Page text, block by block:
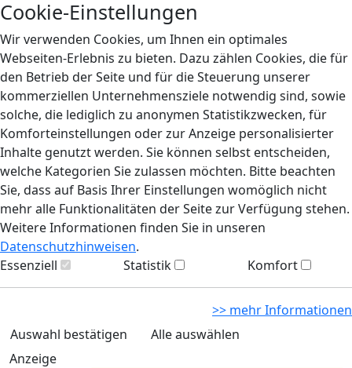
Cookie-Einstellungen
Wir verwenden Cookies, um Ihnen ein optimales
Webseiten-Erlebnis zu bieten. Dazu zählen Cookies, die für
den Betrieb der Seite und für die Steuerung unserer
kommerziellen Unternehmensziele notwendig sind, sowie
solche, die lediglich zu anonymen Statistikzwecken, für
Komforteinstellungen oder zur Anzeige personalisierter
Inhalte genutzt werden. Sie können selbst entscheiden,
welche Kategorien Sie zulassen möchten. Bitte beachten
Sie, dass auf Basis Ihrer Einstellungen womöglich nicht
mehr alle Funktionalitäten der Seite zur Verfügung stehen.
Weitere Informationen finden Sie in unseren
Datenschutzhinweisen.
Essenziell
Statistik Komfort
>> mehr Informationen
Auswahl bestätigen
Alle auswählen
Anzeige